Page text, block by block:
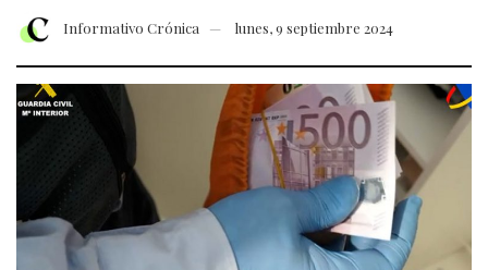
Informativo Crónica lunes, 9 septiembre 2024